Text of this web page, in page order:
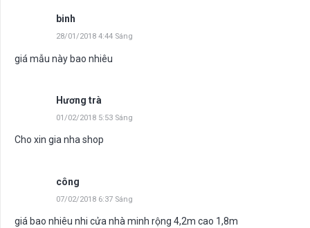
binh
28/01/2018 4:44 Sáng
giá mẫu này bao nhiêu
Hương trà
01/02/2018 5:53 Sáng
Cho xin gia nha shop
công
07/02/2018 6:37 Sáng
giá bao nhiêu nhi cửa nhà minh rộng 4,2m cao 1,8m